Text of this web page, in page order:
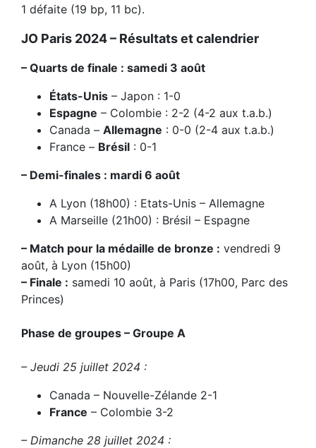
1 défaite (19 bp, 11 bc).
JO Paris 2024 – Résultats et calendrier
– Quarts de finale : samedi 3 août
États-Unis – Japon : 1-0
Espagne – Colombie : 2-2 (4-2 aux t.a.b.)
Canada – Allemagne : 0-0 (2-4 aux t.a.b.)
France – Brésil : 0-1
– Demi-finales : mardi 6 août
A Lyon (18h00) : Etats-Unis – Allemagne
A Marseille (21h00) : Brésil – Espagne
– Match pour la médaille de bronze : vendredi 9
août, à Lyon (15h00)
– Finale : samedi 10 août, à Paris (17h00, Parc des
Princes)
Phase de groupes – Groupe A
– Jeudi 25 juillet 2024 :
Canada – Nouvelle-Zélande 2-1
France – Colombie 3-2
– Dimanche 28 juillet 2024 :